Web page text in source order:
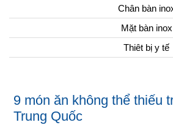
Chân bàn
Mặt bàn inox
Thiêt bị y tế
9 món ăn không thể thiếu
Trung Quốc